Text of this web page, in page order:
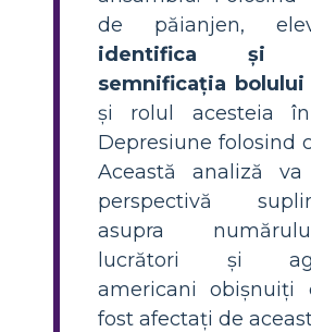
de păianjen,
identifica și
semnificația
și rolul acesteia
Depresiune folosind
Această analiză
perspectivă
asupra
lucrători și
americani obișnuiți
fost afectați de